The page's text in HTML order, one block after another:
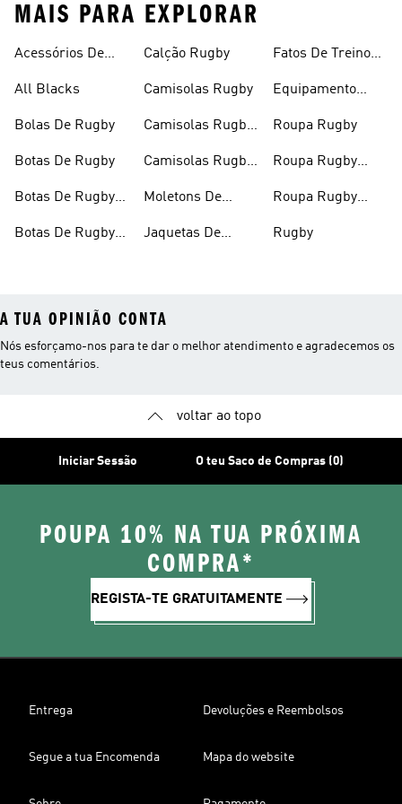
MAIS PARA EXPLORAR
Acessórios De
All Blacks
Bolas De Rugby
Botas De Rugby
Botas De Rugby
Botas De Rugby
Calção Rugby
Camisolas Rugby
Camisolas Rugby
Camisolas Rugby
Moletons De
Jaquetas De
Fatos De Treino
Equipamento
Roupa Rugby
Roupa Rugby
Roupa Rugby
Rugby
A TUA OPINIÃO CONTA
Nós esforçamo-nos para te dar o melhor atendimento e agradecemos os
teus comentários.
voltar ao topo
Iniciar Sessão O teu Saco de Compras (0)
POUPA 10% NA TUA PRÓXIMA
COMPRA*
REGISTA-TE GRATUITAMENTE
Entrega Devoluções e Reembolsos
Segue a tua Encomenda Mapa do website